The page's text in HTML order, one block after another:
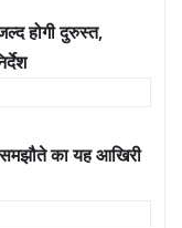
होगी दुरुस्त,
का यह आखिरी